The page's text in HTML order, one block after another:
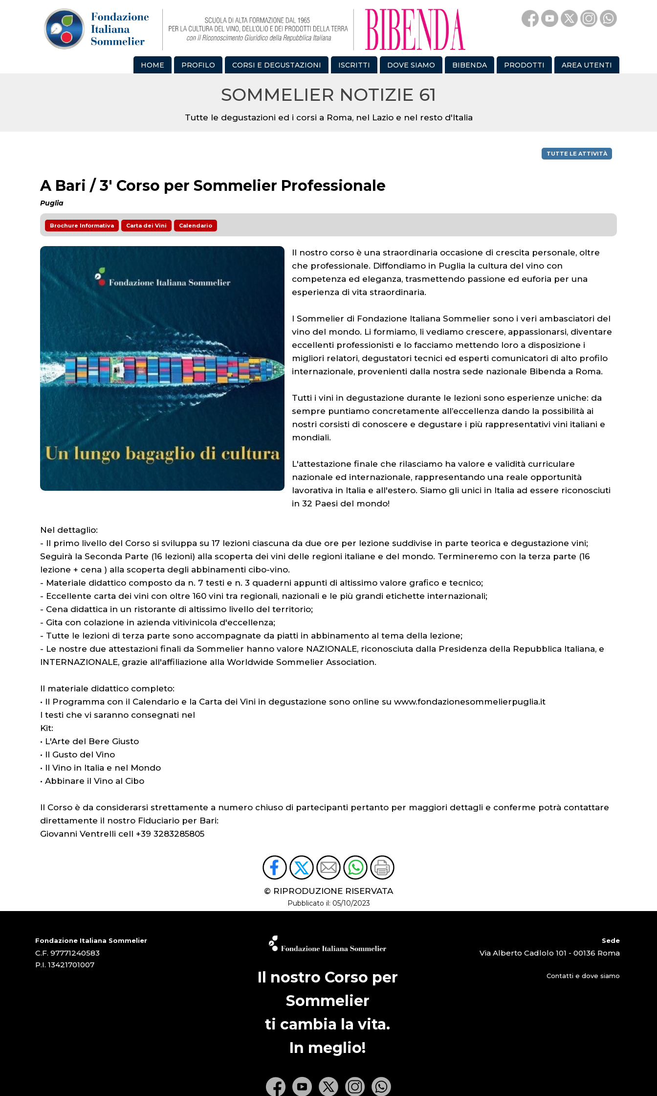
HOME PROFILO CORSI E DEGUSTAZIONI ISCRITTI DOVE SIAMO BIBENDA PRODOTTI AREA UTENTI
SOMMELIER NOTIZIE 61
Tutte le degustazioni ed i corsi a Roma, nel Lazio e nel resto d'Italia
TUTTE LE ATTIVITÀ
A Bari / 3' Corso per Sommelier Professionale
Puglia
Brochure Informativa Carta dei Vini Calendario
Il nostro corso è una straordinaria occasione di crescita personale, oltre
che professionale. Diffondiamo in Puglia la cultura del vino con
competenza ed eleganza, trasmettendo passione ed euforia per una
esperienza di vita straordinaria.
I Sommelier di Fondazione Italiana Sommelier sono i veri ambasciatori del
vino del mondo. Li formiamo, li vediamo crescere, appassionarsi, diventare
eccellenti professionisti e lo facciamo mettendo loro a disposizione i
migliori relatori, degustatori tecnici ed esperti comunicatori di alto profilo
internazionale, provenienti dalla nostra sede nazionale Bibenda a Roma.
Tutti i vini in degustazione durante le lezioni sono esperienze uniche: da
sempre puntiamo concretamente all’eccellenza dando la possibilità ai
nostri corsisti di conoscere e degustare i più rappresentativi vini italiani e
mondiali.
L'attestazione finale che rilasciamo ha valore e validità curriculare
nazionale ed internazionale, rappresentando una reale opportunità
lavorativa in Italia e all'estero. Siamo gli unici in Italia ad essere riconosciuti
in 32 Paesi del mondo!
Nel dettaglio:
- Il primo livello del Corso si sviluppa su 17 lezioni ciascuna da due ore per lezione suddivise in parte teorica e degustazione vini;
Seguirà la Seconda Parte (16 lezioni) alla scoperta dei vini delle regioni italiane e del mondo. Termineremo con la terza parte (16
lezione + cena ) alla scoperta degli abbinamenti cibo-vino.
- Materiale didattico composto da n. 7 testi e n. 3 quaderni appunti di altissimo valore grafico e tecnico;
- Eccellente carta dei vini con oltre 160 vini tra regionali, nazionali e le più grandi etichette internazionali;
- Cena didattica in un ristorante di altissimo livello del territorio;
- Gita con colazione in azienda vitivinicola d'eccellenza;
- Tutte le lezioni di terza parte sono accompagnate da piatti in abbinamento al tema della lezione;
- Le nostre due attestazioni finali da Sommelier hanno valore NAZIONALE, riconosciuta dalla Presidenza della Repubblica Italiana, e
INTERNAZIONALE, grazie all'affiliazione alla Worldwide Sommelier Association.
Il materiale didattico completo:
• Il Programma con il Calendario e la Carta dei Vini in degustazione sono online su www.fondazionesommelierpuglia.it
I testi che vi saranno consegnati nel
Kit:
• L'Arte del Bere Giusto
• Il Gusto del Vino
• Il Vino in Italia e nel Mondo
• Abbinare il Vino al Cibo
Il Corso è da considerarsi strettamente a numero chiuso di partecipanti pertanto per maggiori dettagli e conferme potrà contattare
direttamente il nostro Fiduciario per Bari:
Giovanni Ventrelli cell +39 3283285805
© RIPRODUZIONE RISERVATA
Pubblicato il: 05/10/2023
Fondazione Italiana Sommelier
C.F. 97771240583
P.I. 13421701007
Il nostro Corso per
Sommelier
ti cambia la vita.
In meglio!
Sede
Via Alberto Cadlolo 101 - 00136 Roma
Contatti e dove siamo